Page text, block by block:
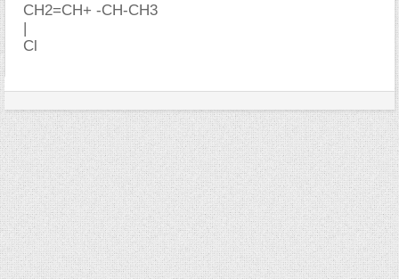
CH2=CH+ -CH-CH3
|
Cl